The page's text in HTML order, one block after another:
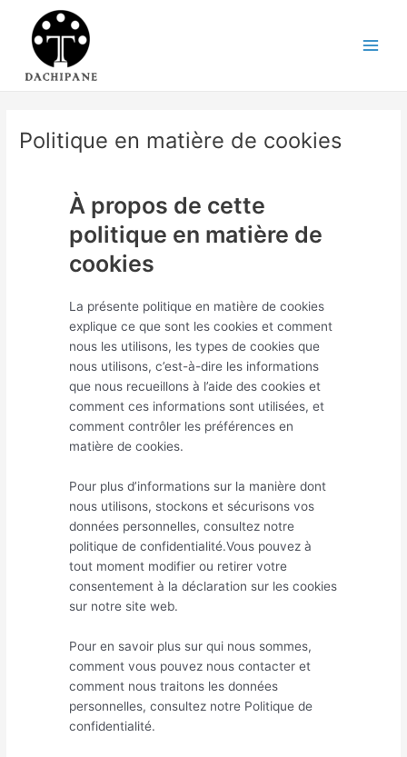
contenu
Politique en matière de cookies
À propos de cette
politique en matière de
cookies
La présente politique en matière de cookies
explique ce que sont les cookies et comment
nous les utilisons, les types de cookies que
nous utilisons, c’est-à-dire les informations
que nous recueillons à l’aide des cookies et
comment ces informations sont utilisées, et
comment contrôler les préférences en
matière de cookies.
Pour plus d’informations sur la manière dont
nous utilisons, stockons et sécurisons vos
données personnelles, consultez notre
politique de confidentialité.Vous pouvez à
tout moment modifier ou retirer votre
consentement à la déclaration sur les cookies
sur notre site web.
Pour en savoir plus sur qui nous sommes,
comment vous pouvez nous contacter et
comment nous traitons les données
personnelles, consultez notre Politique de
confidentialité.